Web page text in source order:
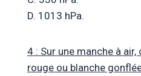
D. 1013 hPa.
4 : Sur une manche à
rouge ou blanche